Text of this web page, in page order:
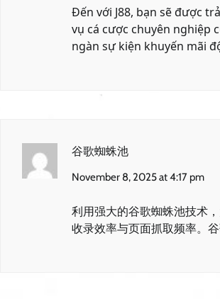
Đến với J88, bạn sẽ được
vụ cá cược chuyên nghiệp
ngàn sự kiện khuyến mãi
谷歌蜘蛛池
November 8, 2025 at 4:17 pm
利用强大的谷歌蜘蛛池技术
收录效率与页面抓取频率。